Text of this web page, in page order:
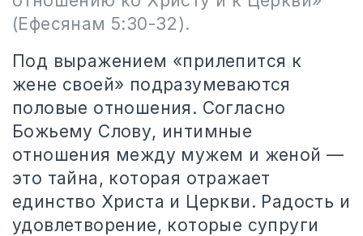
(Ефесянам 5:30-32).
Под выражением «прилепится к
жене своей» подразумеваются
половые отношения. Согласно
Божьему Слову, интимные
отношения между мужем и женой —
это тайна, которая отражает
единство Христа и Церкви. Радость и
удовлетворение, которые супруги